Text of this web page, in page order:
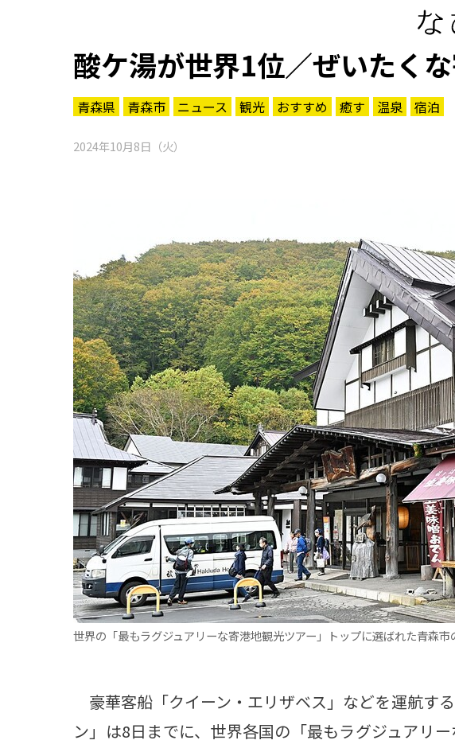
酸ケ湯が世界1位／ぜいたく
青森県 青森市 ニュース 観光 おすすめ 癒す 温泉 宿泊
2024年10月8日（火）
世界の「最もラグジュアリーな寄港地観光ツアー」トップに選ばれた青森市
豪華客船「クイーン・エリザベス」などを運航す
ン」は8日までに、世界各国の「最もラグジュアリ
パワースポット
まつり・イベント
おみやげ・特産
道の駅・産直
アウトドア・レジャー
ご当地グルメ